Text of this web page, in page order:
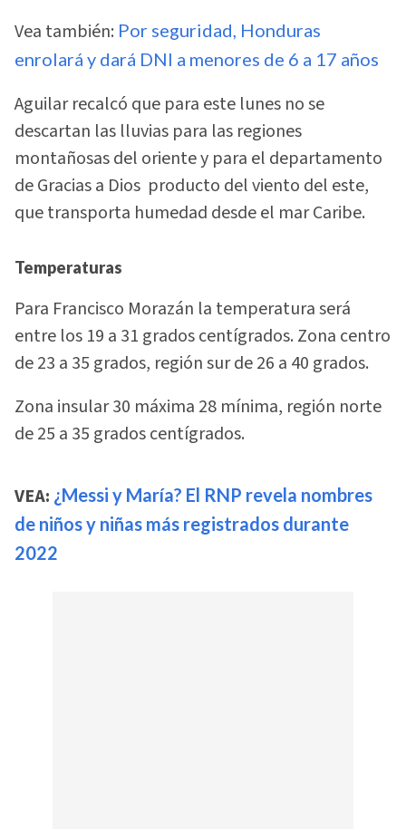
Vea también: Por seguridad, Honduras
enrolará y dará DNI a menores de 6 a 17 años
Aguilar recalcó que para este lunes no se
descartan las lluvias para las regiones
montañosas del oriente y para el departamento
de Gracias a Dios producto del viento del este,
que transporta humedad desde el mar Caribe.
Temperaturas
Para Francisco Morazán la temperatura será
entre los 19 a 31 grados centígrados. Zona centro
de 23 a 35 grados, región sur de 26 a 40 grados.
Zona insular 30 máxima 28 mínima, región norte
de 25 a 35 grados centígrados.
VEA: ¿Messi y María? El RNP revela nombres
de niños y niñas más registrados durante
2022